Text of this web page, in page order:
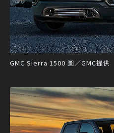
GMC Sierra 1500 圖／GMC提供